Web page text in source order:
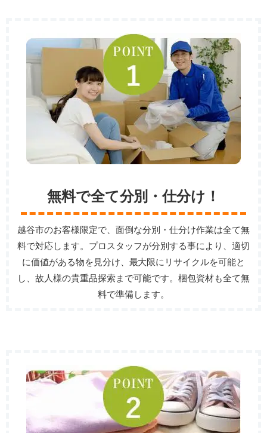
無料で全て分別・仕分け！
越谷市のお客様限定で、面倒な分別・仕分け作業は全て無
料で対応します。プロスタッフが分別する事により、適切
に価値がある物を見分け、最大限にリサイクルを可能と
し、故人様の貴重品探索まで可能です。梱包資材も全て無
料で準備します。